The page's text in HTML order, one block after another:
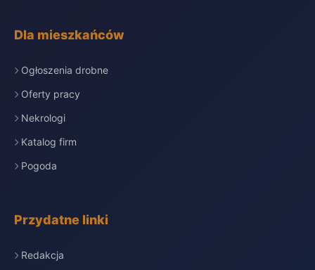
Dla mieszkańców
Ogłoszenia drobne
Oferty pracy
Nekrologi
Katalog firm
Pogoda
Przydatne linki
Redakcja